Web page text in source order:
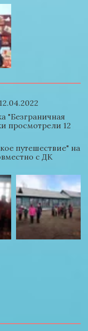
просмотрели 12
путешествие" на
с ДК